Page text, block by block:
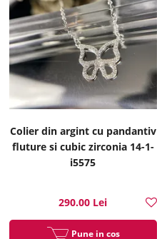
Colier din argint cu pandantiv
fluture si cubic zirconia 14-1-
i5575
290.00 Lei
Pune in cos